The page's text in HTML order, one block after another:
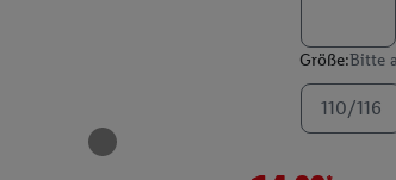
Größe:Bitte
110/116